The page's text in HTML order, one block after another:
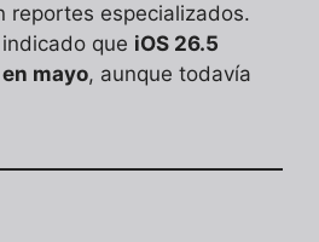
reportes especializados.
que iOS 26.5
mayo, aunque todavía